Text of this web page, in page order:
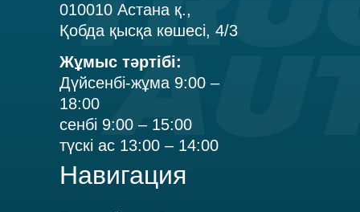
010010 Астана қ.,
Қобда қысқа көшесі, 4/3
Жұмыс тәртібі:
Дүйсенбі-жұма 9:00 –
18:00
сенбі 9:00 – 15:00
түскі ас 13:00 – 14:00
Навигация